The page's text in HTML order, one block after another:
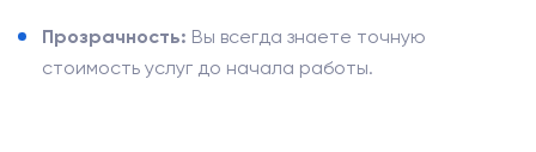
Прозрачность: Вы всегда знаете точную
стоимость услуг до начала работы.